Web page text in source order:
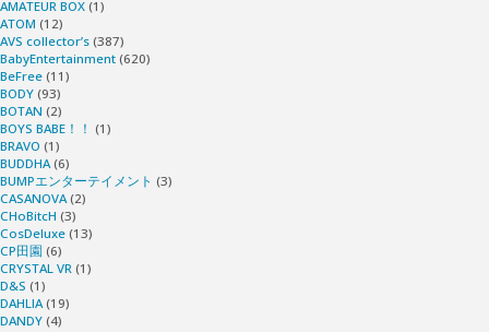
AMATEUR BOX (1)
ATOM (12)
AVS collector’s (387)
BabyEntertainment (620)
BeFree (11)
BODY (93)
BOTAN (2)
BOYS BABE！！ (1)
BRAVO (1)
BUDDHA(6)
BUMPエンターテイメント (3)
CASANOVA(2)
CHoBitcH (3)
CosDeluxe (13)
CP田園 (6)
CRYSTAL VR (1)
D&S (1)
DAHLIA(19)
DANDY (4)